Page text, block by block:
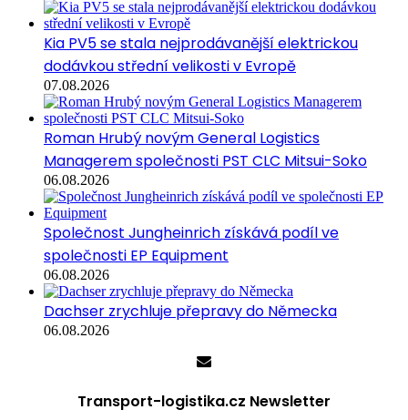
Kia PV5 se stala nejprodávanější elektrickou
dodávkou střední velikosti v Evropě
07.08.2026
Roman Hrubý novým General Logistics
Managerem společnosti PST CLC Mitsui-Soko
06.08.2026
Společnost Jungheinrich získává podíl ve
společnosti EP Equipment
06.08.2026
Dachser zrychluje přepravy do Německa
06.08.2026
Transport-logistika.cz Newsletter